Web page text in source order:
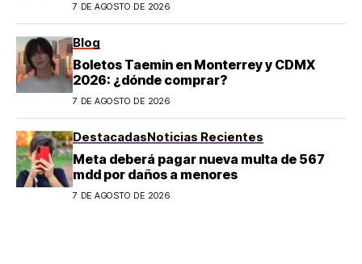
7 DE AGOSTO DE 2026
Blog
Boletos Taemin en Monterrey y CDMX
2026: ¿dónde comprar?
7 DE AGOSTO DE 2026
DestacadasNoticias Recientes
Meta deberá pagar nueva multa de 567
mdd por daños a menores
7 DE AGOSTO DE 2026